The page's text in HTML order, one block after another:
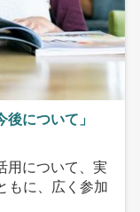
について」
用について、実
もに、広く参加